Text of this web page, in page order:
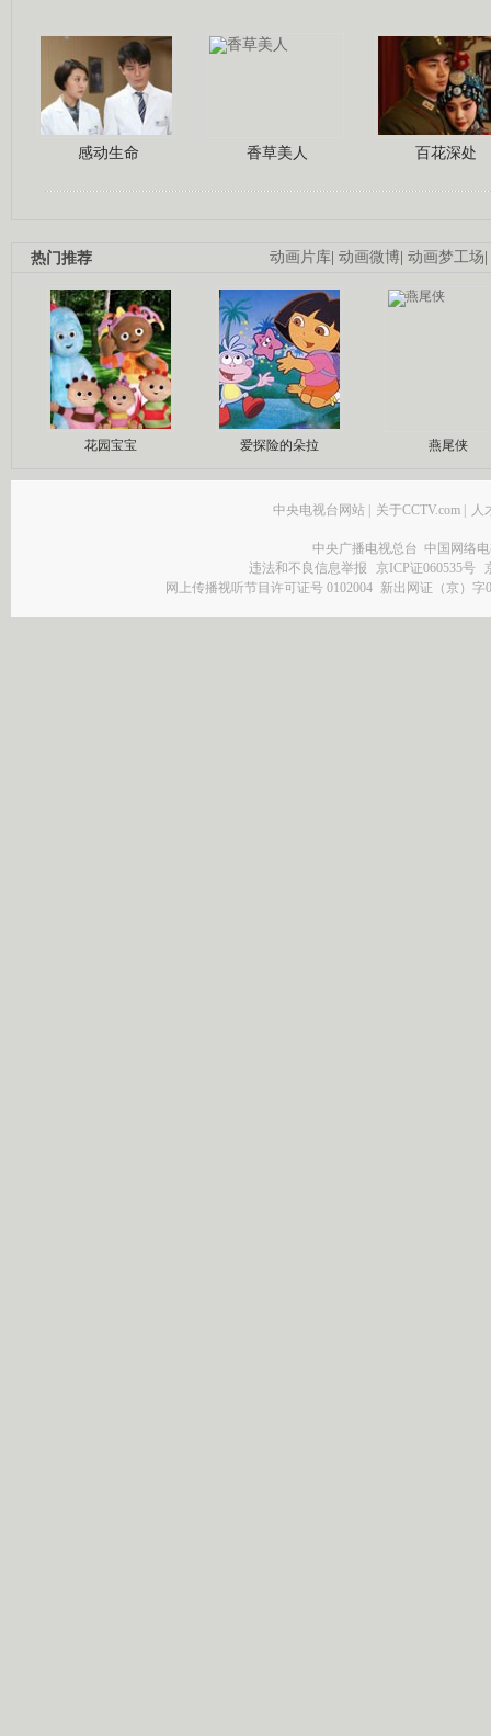
感动生命 香草美人 百花深处
动画片库| 动画微博| 动画梦工场|
热门推荐
花园宝宝 爱探险的朵拉 燕尾侠
中央电视台网站 | 关于CCTV.com | 人
中央广播电视总台 中国网络
违法和不良信息举报
京ICP证060535号
网上传播视听节目许可证号 0102004 新出网证（京）